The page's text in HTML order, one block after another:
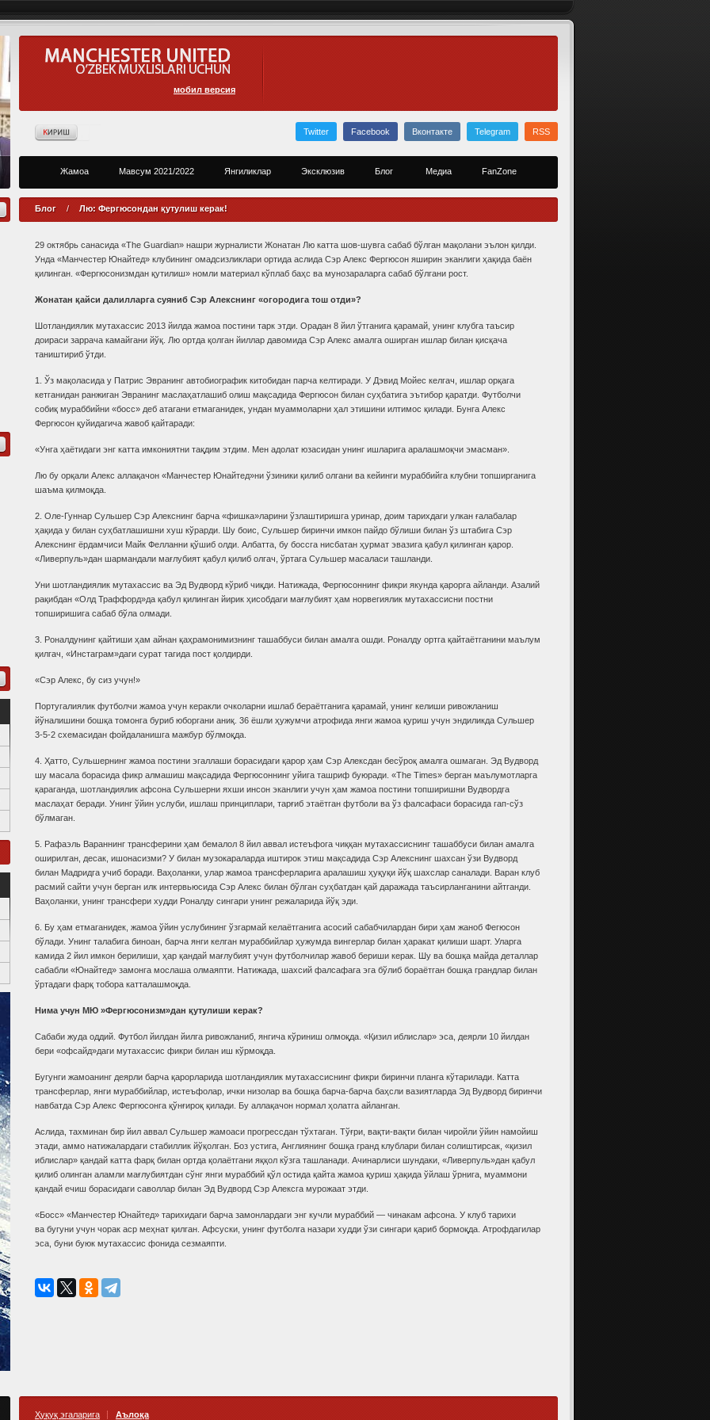
мобил версия
Twitter Facebook Вконтакте Telegram RSS
Жамоа Мавсум 2021/2022 Янгиликлар Эксклюзив Блог Медиа FanZone
Блог / Лю: Фергюсондан қутулиш керак!
29 октябрь санасида «The Guardian» нашри журналисти Жонатан Лю катта шов-шувга сабаб бўлган мақолани эълон қилди.
Унда «Манчестер Юнайтед» клубининг омадсизликлари ортида аслида Сэр Алекс Фергюсон яширин эканлиги ҳақида баён
қилинган. «Фергюсонизмдан қутилиш» номли материал кўплаб баҳс ва мунозараларга сабаб бўлгани рост.
Жонатан қайси далилларга суяниб Сэр Алекснинг «огородига тош отди»?
Шотландиялик мутахассис 2013 йилда жамоа постини тарк этди. Орадан 8 йил ўтганига қарамай, унинг клубга таъсир
доираси заррача камайгани йўқ. Лю ортда қолган йиллар давомида Сэр Алекс амалга оширган ишлар билан қисқача
таништириб ўтди.
1. Ўз мақоласида у Патрис Эвранинг автобиографик китобидан парча келтиради. У Дэвид Мойес келгач, ишлар орқага
кетганидан ранжиган Эвранинг маслаҳатлашиб олиш мақсадида Фергюсон билан суҳбатига эътибор қаратди. Футболчи
собиқ мураббийни «босс» деб атагани етмаганидек, ундан муаммоларни ҳал этишини илтимос қилади. Бунга Алекс
Фергюсон қуйидагича жавоб қайтаради:
«Унга ҳаётидаги энг катта имкониятни тақдим этдим. Мен адолат юзасидан унинг ишларига аралашмоқчи эмасман».
Лю бу орқали Алекс аллақачон «Манчестер Юнайтед»ни ўзиники қилиб олгани ва кейинги мураббийга клубни топширганига
шаъма қилмоқда.
2. Оле-Гуннар Сульшер Сэр Алекснинг барча «фишка»ларини ўзлаштиришга уринар, доим тарихдаги улкан ғалабалар
ҳақида у билан суҳбатлашишни хуш кўрарди. Шу боис, Сульшер биринчи имкон пайдо бўлиши билан ўз штабига Сэр
Алекснинг ёрдамчиси Майк Фелланни қўшиб олди. Албатта, бу боссга нисбатан ҳурмат эвазига қабул қилинган қарор.
«Ливерпуль»дан шармандали мағлубият қабул қилиб олгач, ўртага Сульшер масаласи ташланди.
Уни шотландиялик мутахассис ва Эд Вудворд кўриб чиқди. Натижада, Фергюсоннинг фикри якунда қарорга айланди. Азалий
рақибдан «Олд Траффорд»да қабул қилинган йирик ҳисобдаги мағлубият ҳам норвегиялик мутахассисни постни
топширишига сабаб бўла олмади.
3. Роналдунинг қайтиши ҳам айнан қаҳрамонимизнинг ташаббуси билан амалга ошди. Роналду ортга қайтаётганини маълум
қилгач, «Инстаграм»даги сурат тагида пост қолдирди.
«Сэр Алекс, бу сиз учун!»
Португалиялик футболчи жамоа учун керакли очколарни ишлаб бераётганига қарамай, унинг келиши ривожланиш
йўналишини бошқа томонга буриб юборгани аниқ. 36 ёшли ҳужумчи атрофида янги жамоа қуриш учун эндиликда Сульшер
3-5-2 схемасидан фойдаланишга мажбур бўлмоқда.
4. Ҳатто, Сульшернинг жамоа постини эгаллаши борасидаги қарор ҳам Сэр Алексдан бесўроқ амалга ошмаган. Эд Вудворд
шу масала борасида фикр алмашиш мақсадида Фергюсоннинг уйига ташриф буюради. «The Times» берган маълумотларга
қараганда, шотландиялик афсона Сульшерни яхши инсон эканлиги учун ҳам жамоа постини топширишни Вудвордга
маслаҳат беради. Унинг ўйин услуби, ишлаш принциплари, тарғиб этаётган футболи ва ўз фалсафаси борасида гап-сўз
бўлмаган.
5. Рафаэль Вараннинг трансферини ҳам бемалол 8 йил аввал истеъфога чиққан мутахассиснинг ташаббуси билан амалга
оширилган, десак, ишонасизми? У билан музокараларда иштирок этиш мақсадида Сэр Алекснинг шахсан ўзи Вудворд
билан Мадридга учиб боради. Ваҳоланки, улар жамоа трансферларига аралашиш ҳуқуқи йўқ шахслар саналади. Варан клуб
расмий сайти учун берган илк интервьюсида Сэр Алекс билан бўлган суҳбатдан қай даражада таъсирланганини айтганди.
Ваҳоланки, унинг трансфери худди Роналду сингари унинг режаларида йўқ эди.
6. Бу ҳам етмаганидек, жамоа ўйин услубининг ўзгармай келаётганига асосий сабабчилардан бири ҳам жаноб Фегюсон
бўлади. Унинг талабига биноан, барча янги келган мураббийлар ҳужумда вингерлар билан ҳаракат қилиши шарт. Уларга
камида 2 йил имкон берилиши, ҳар қандай мағлубият учун футболчилар жавоб бериши керак. Шу ва бошқа майда деталлар
сабабли «Юнайтед» замонга мослаша олмаяпти. Натижада, шахсий фалсафага эга бўлиб бораётган бошқа грандлар билан
ўртадаги фарқ тобора катталашмоқда.
Нима учун МЮ »Фергюсонизм»дан қутулиши керак?
Сабаби жуда оддий. Футбол йилдан йилга ривожланиб, янгича кўриниш олмоқда. «Қизил иблислар» эса, деярли 10 йилдан
бери «офсайд»даги мутахассис фикри билан иш кўрмоқда.
Бугунги жамоанинг деярли барча қарорларида шотландиялик мутахассиснинг фикри биринчи планга кўтарилади. Катта
трансферлар, янги мураббийлар, истеъфолар, ички низолар ва бошқа барча-барча баҳсли вазиятларда Эд Вудворд биринчи
навбатда Сэр Алекс Фергюсонга қўнғироқ қилади. Бу аллақачон нормал ҳолатга айланган.
Аслида, тахминан бир йил аввал Сульшер жамоаси прогрессдан тўхтаган. Тўғри, вақти-вақти билан чиройли ўйин намойиш
этади, аммо натижалардаги стабиллик йўқолган. Боз устига, Англиянинг бошқа гранд клублари билан солиштирсак, «қизил
иблислар» қандай катта фарқ билан ортда қолаётгани яққол кўзга ташланади. Ачинарлиси шундаки, «Ливерпуль»дан қабул
қилиб олинган аламли мағлубиятдан сўнг янги мураббий қўл остида қайта жамоа қуриш ҳақида ўйлаш ўрнига, муаммони
қандай ечиш борасидаги саволлар билан Эд Вудворд Сэр Алексга мурожаат этди.
«Босс» «Манчестер Юнайтед» тарихидаги барча замонлардаги энг кучли мураббий — чинакам афсона. У клуб тарихи
ва бугуни учун чорак аср меҳнат қилган. Афсуски, унинг футболга назари худди ўзи сингари қариб бормоқда. Атрофдагилар
эса, буни буюк мутахассис фонида сезмаяпти.
Ҳуқуқ эгаларига Аълоқа